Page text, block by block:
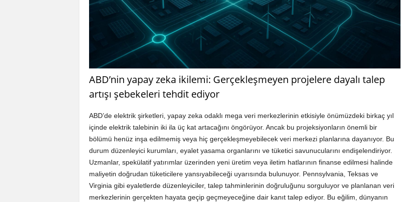
ABD’nin yapay zeka ikilemi: Gerçekleşmeyen projelere dayalı talep
artışı şebekeleri tehdit ediyor
ABD’de elektrik şirketleri, yapay zeka odaklı mega veri merkezlerinin etkisiyle önümüzdeki birkaç yıl
içinde elektrik talebinin iki ila üç kat artacağını öngörüyor. Ancak bu projeksiyonların önemli bir
bölümü henüz inşa edilmemiş veya hiç gerçekleşmeyebilecek veri merkezi planlarına dayanıyor. Bu
durum düzenleyici kurumları, eyalet yasama organlarını ve tüketici savunucularını endişelendiriyor.
Uzmanlar, spekülatif yatırımlar üzerinden yeni üretim veya iletim hatlarının finanse edilmesi halinde
maliyetin doğrudan tüketicilere yansıyabileceği uyarısında bulunuyor. Pennsylvania, Teksas ve
Virginia gibi eyaletlerde düzenleyiciler, talep tahminlerinin doğruluğunu sorguluyor ve planlanan veri
merkezlerinin gerçekten hayata geçip geçmeyeceğine dair kanıt talep ediyor. Bu eğilim, dünyanın